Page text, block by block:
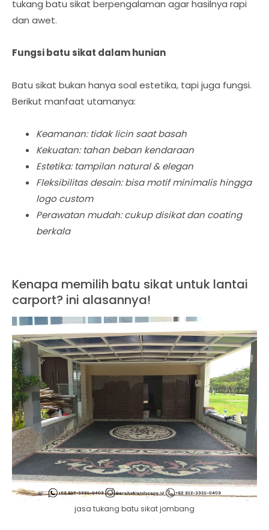
tukang batu sikat berpengalaman agar hasilnya rapi
dan awet.
Fungsi batu sikat dalam hunian
Batu sikat bukan hanya soal estetika, tapi juga fungsi.
Berikut manfaat utamanya:
Keamanan: tidak licin saat basah
Kekuatan: tahan beban kendaraan
Estetika: tampilan natural & elegan
Fleksibilitas desain: bisa motif minimalis hingga
logo custom
Perawatan mudah: cukup disikat dan coating
berkala
Kenapa memilih batu sikat untuk lantai
carport? ini alasannya!
jasa tukang batu sikat jombang